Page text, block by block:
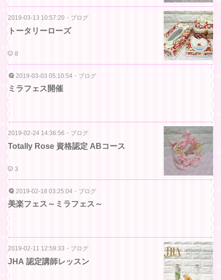
2019-03-13 10:57:20 ・ ブログ
トータリーローズ
8
2019-03-03 05:10:54 ・ ブログ
ミラフェス開催
2019-02-24 14:36:56 ・ ブログ
Totally Rose 資格認定 ABコース
3
2019-02-18 03:25:04 ・ ブログ
美楽フェス～ミラフェス～
2019-02-11 12:59:33 ・ ブログ
JHA 認定講師レッスン